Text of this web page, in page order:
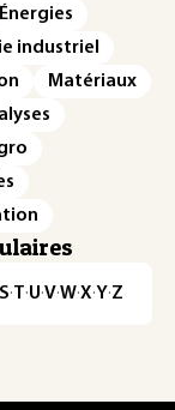
Énergies
industriel
Matériaux
S·T·U·V·W·X·Y·Z